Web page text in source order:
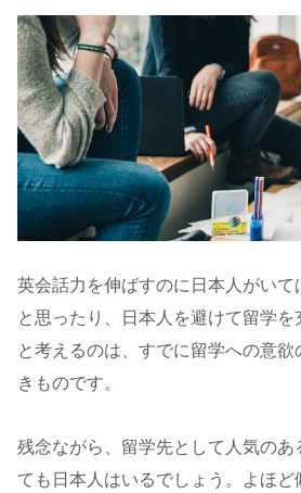
英会話力を伸ばすのに日本人がいて
と思ったり、日本人を避けて留学を
と考えるのは、すでに留学への意
きものです。
残念ながら、留学先として人気のあ
ても日本人はいるでしょう。よほど